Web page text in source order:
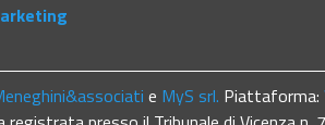
e MyS srl. Piattaforma: